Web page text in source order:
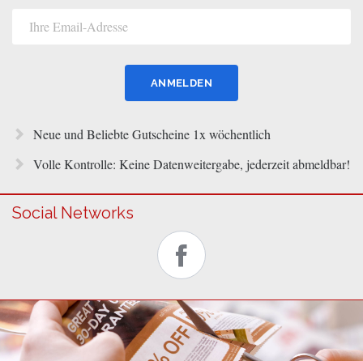
Neue und Beliebte Gutscheine 1x wöchentlich
Volle Kontrolle: Keine Datenweitergabe, jederzeit abmeldbar!
Social Networks